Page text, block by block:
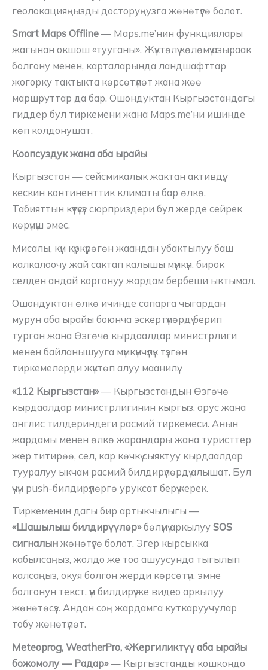
геолокацияңызды досторуңузга жөнөтүүгө болот.
Smart Maps Offline — Maps.me’нин функциялары
жагынан окшош «тууганы». Жүктөлүү көлөмү азыраак
болгону менен, карталарында ландшафттар
жогорку тактыкта көрсөтүлөт жана жөө
маршруттар да бар. Ошондуктан Кыргызстандагы
гиддер бул тиркемени жана Maps.me’ни ишинде
көп колдонушат.
Коопсуздук жана аба ырайы
Кыргызстан — сейсмикалык жактан активдүү,
кескин континенттик климаты бар өлкө.
Табияттын күтүүсүз сюрприздери бул жерде сейрек
көрүнүш эмес.
Мисалы, күн күркүрөгөн жаандан убактылуу баш
калкалоочу жай сактап калышы мүмкүн, бирок
селден андай коргонуу жардам бербеши ыктымал.
Ошондуктан өлкө ичинде сапарга чыгардан
мурун аба ырайы боюнча эскертүүлөрдү берип
турган жана Өзгөчө кырдаалдар министрлиги
менен байланышууга мүмкүнчүлүк түзгөн
тиркемелерди жүктөп алуу маанилүү.
«112 Кыргызстан»— Кыргызстандын Өзгөчө
кырдаалдар министрлигинин кыргыз, орус жана
англис тилдериндеги расмий тиркемеси. Анын
жардамы менен өлкө жарандары жана туристтер
жер титирөө, сел, кар көчкү сыяктуу кырдаалдар
тууралуу ыкчам расмий билдирүүлөрдү алышат. Бул
үчүн push-билдирүүлөргө уруксат берүү керек.
Тиркеменин дагы бир артыкчылыгы —
«Шашылыш билдирүүлөр»бөлүмү аркылуу SOS
сигналын жөнөтүүгө болот. Эгер кырсыкка
кабылсаңыз, жолдо же тоо ашуусунда тыгылып
калсаңыз, окуя болгон жерди көрсөтүп, эмне
болгонун текст, үн билдирүү же видео аркылуу
жөнөтөсүз. Андан соң жардамга куткаруучулар
тобу жөнөтүлөт.
Meteoprog, WeatherPro, «Жергиликтүү аба ырайы
божомолу — Радар»— Кыргызстанды кошкондо